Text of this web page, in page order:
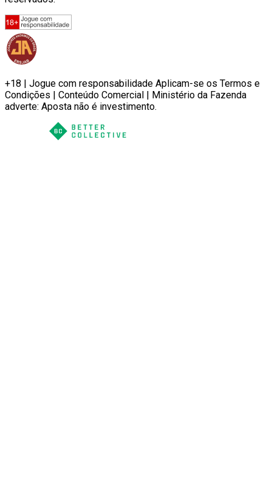
+18 | Jogue com responsabilidade Aplicam-se os Termos e
Condições | Conteúdo Comercial | Ministério da Fazenda
adverte: Aposta não é investimento.